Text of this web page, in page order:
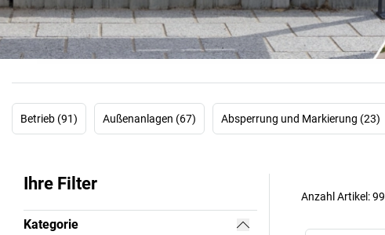
Betrieb (91) Außenanlagen (67) Absperrung und Markierung (23)
Ihre Filter
Kategorie
Anzahl Artikel:99